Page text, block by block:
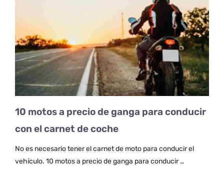
10 motos a precio de ganga para conducir
con el carnet de coche
No es necesario tener el carnet de moto para conducir el
vehículo. 10 motos a precio de ganga para conducir …